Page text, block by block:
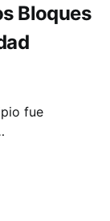
Bloques
fue